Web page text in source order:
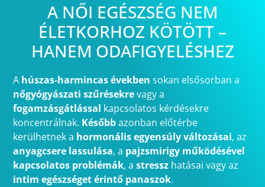
A NŐI EGÉSZSÉG NEM
ÉLETKORHOZ KÖTÖTT –
HANEM ODAFIGYELÉSHEZ
A húszas-harmincas években sokan elsősorban a
nőgyógyászati szűrésekrevagy a
fogamzásgátlással kapcsolatos kérdésekre
koncentrálnak. Későbbazonban előtérbe
kerülhetnek a hormonális egyensúly változásai, az
anyagcsere lassulása, a pajzsmirigy működésével
kapcsolatos problémák, astressz hatásai vagy az
intim egészséget érintő panaszok.